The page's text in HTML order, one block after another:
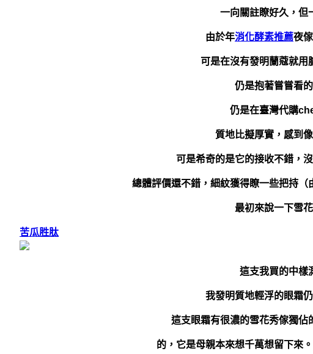
一向關註瞭好久，但
由於年消化酵素推薦夜
可是在沒有發明蘭蔻就用
仍是抱著嘗嘗看
仍是在臺灣代購
質地比擬厚實，感到
可是希奇的是它的接收不錯，
總體評價還不錯，細紋獲得瞭一些把持（
最初來說一下雪
苦瓜胜肽
這支我買的中樣
我發明質地輕浮的眼霜
這支眼霜有很濃的雪花秀傢獨佔
的，它是母親本來想千萬想留下來